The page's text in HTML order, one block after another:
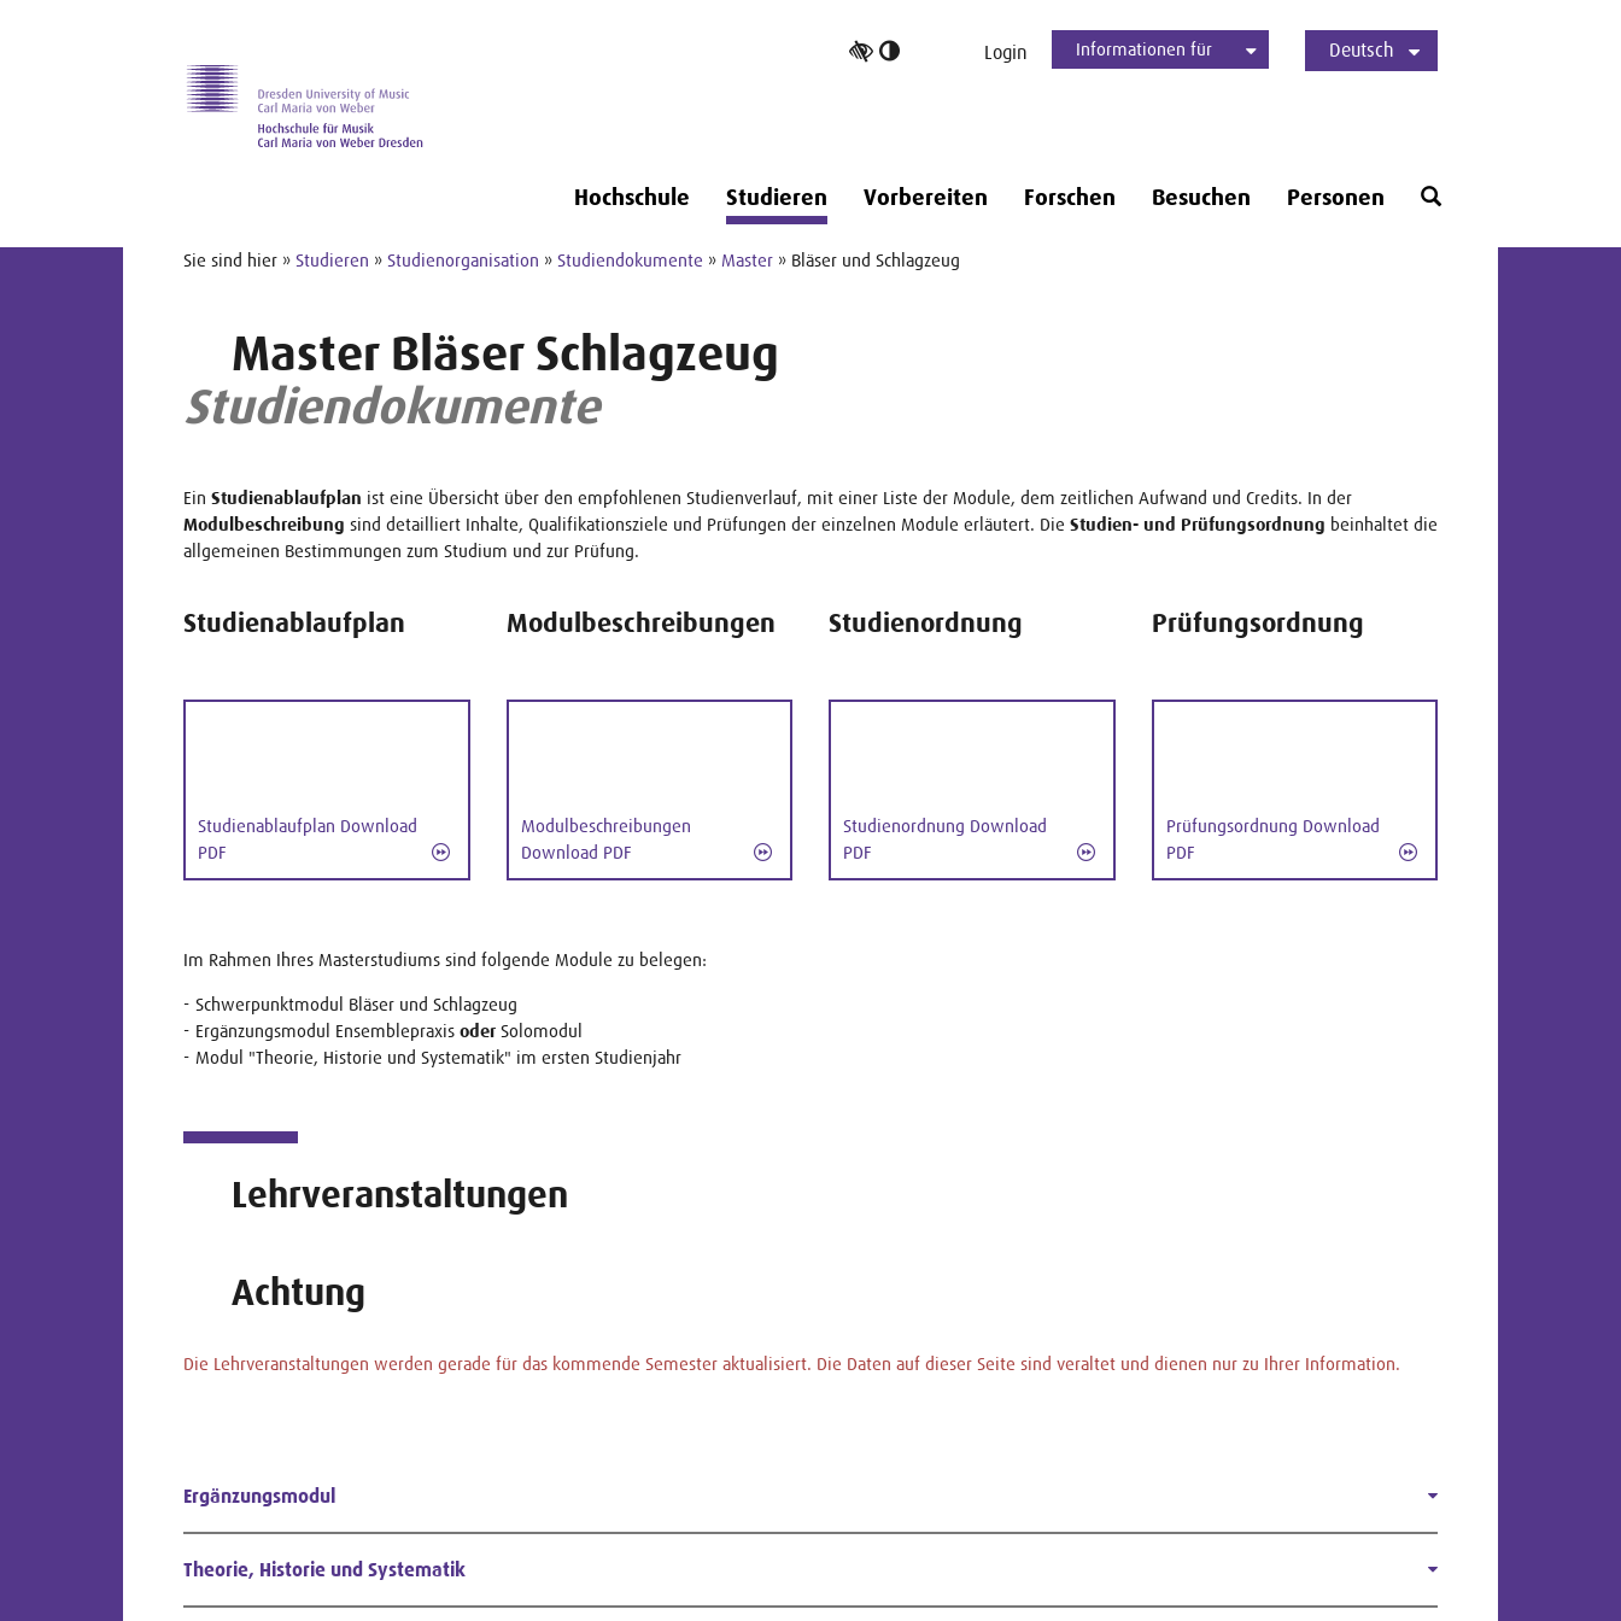
Login Informationen für
Deutsch
Hochschule Studieren Vorbereiten Forschen Besuchen Personen
Sie sind hier » Studieren » Studienorganisation » Studiendokumente » Master » Bläser und Schlagzeug
Master Bläser Schlagzeug
Studiendokumente
Ein Studienablaufplan ist eine Übersicht über den empfohlenen Studienverlauf, mit einer Liste der Module, dem zeitlichen Aufwand und Credits. In der
Modulbeschreibung sind detailliert Inhalte, Qualifikationsziele und Prüfungen der einzelnen Module erläutert. Die Studien- und Prüfungsordnung beinhaltet die
allgemeinen Bestimmungen zum Studium und zur Prüfung.
Studienablaufplan
Studienablaufplan Download
PDF
Modulbeschreibungen
Modulbeschreibungen
Download PDF
Studienordnung
Studienordnung Download
PDF
Prüfungsordnung
Prüfungsordnung Download
PDF
Im Rahmen Ihres Masterstudiums sind folgende Module zu belegen:
Schwerpunktmodul Bläser und Schlagzeug
Ergänzungsmodul Ensemblepraxis oder Solomodul
Modul "Theorie, Historie und Systematik" im ersten Studienjahr
Lehrveranstaltungen
Achtung
Die Lehrveranstaltungen werden gerade für das kommende Semester aktualisiert. Die Daten auf dieser Seite sind veraltet und dienen nur zu Ihrer Information.
Ergänzungsmodul
Theorie, Historie und Systematik